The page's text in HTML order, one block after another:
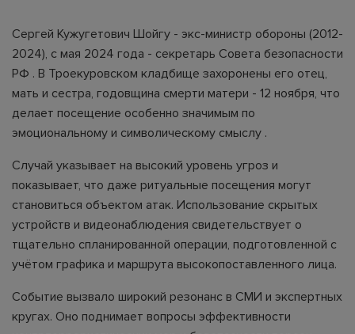
Сергей Кужугетович Шойгу - экс-министр обороны (2012-
2024), с мая 2024 года - секретарь Совета безопасности
РФ . В Троекуровском кладбище захоронены его отец,
мать и сестра, годовщина смерти матери - 12 ноября, что
делает посещение особенно значимым по
эмоциональному и символическому смыслу .
Случай указывает на высокий уровень угроз и
показывает, что даже ритуальные посещения могут
становиться объектом атак. Использование скрытых
устройств и видеонаблюдения свидетельствует о
тщательно спланированной операции, подготовленной с
учётом графика и маршрута высокопоставленного лица.
Событие вызвало широкий резонанс в СМИ и экспертных
кругах. Оно поднимает вопросы эффективности